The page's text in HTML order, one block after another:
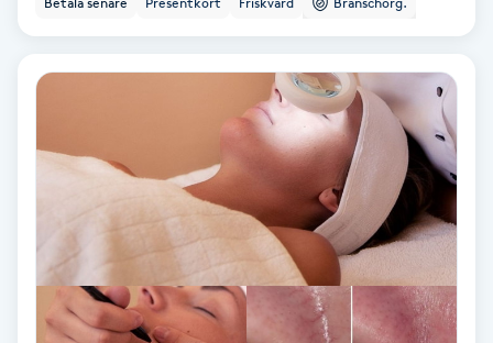
Balayage
Bambumassage
Barber